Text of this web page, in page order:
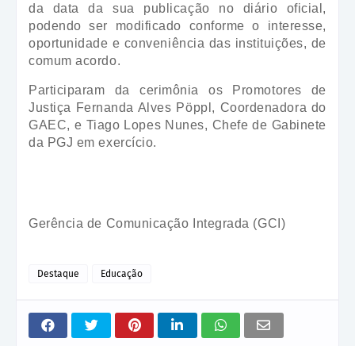
da data da sua publicação no diário oficial,
podendo ser modificado conforme o interesse,
oportunidade e conveniência das instituições, de
comum acordo.
Participaram da cerimônia os Promotores de
Justiça Fernanda Alves Pöppl, Coordenadora do
GAEC, e Tiago Lopes Nunes, Chefe de Gabinete
da PGJ em exercício.
Gerência de Comunicação Integrada (GCI)
Destaque Educação